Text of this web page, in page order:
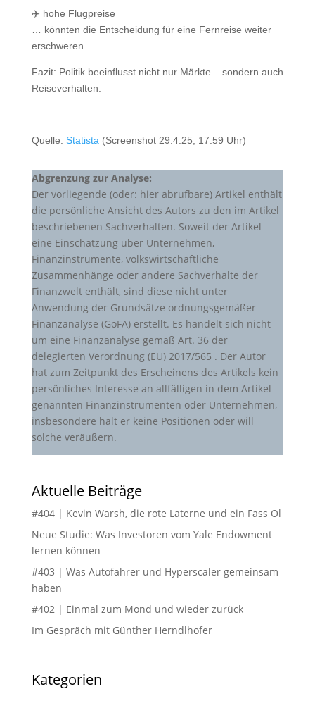
✈️ hohe Flugpreise
… könnten die Entscheidung für eine Fernreise weiter
erschweren.
Fazit: Politik beeinflusst nicht nur Märkte – sondern auch
Reiseverhalten.
Quelle: Statista(Screenshot 29.4.25, 17:59 Uhr)
Abgrenzung zur Analyse:
Der vorliegende (oder: hier abrufbare) Artikel enthält
die persönliche Ansicht des Autors zu den im Artikel
beschriebenen Sachverhalten. Soweit der Artikel
eine Einschätzung über Unternehmen,
Finanzinstrumente, volkswirtschaftliche
Zusammenhänge oder andere Sachverhalte der
Finanzwelt enthält, sind diese nicht unter
Anwendung der Grundsätze ordnungsgemäßer
Finanzanalyse (GoFA) erstellt. Es handelt sich nicht
um eine Finanzanalyse gemäß Art. 36 der
delegierten Verordnung (EU) 2017/565 . Der Autor
hat zum Zeitpunkt des Erscheinens des Artikels kein
persönliches Interesse an allfälligen in dem Artikel
genannten Finanzinstrumenten oder Unternehmen,
insbesondere hält er keine Positionen oder will
solche veräußern.
Aktuelle Beiträge
#404 | Kevin Warsh, die rote Laterne und ein Fass Öl
Neue Studie: Was Investoren vom Yale Endowment
lernen können
#403 | Was Autofahrer und Hyperscaler gemeinsam
haben
#402 | Einmal zum Mond und wieder zurück
Im Gespräch mit Günther Herndlhofer
Kategorien